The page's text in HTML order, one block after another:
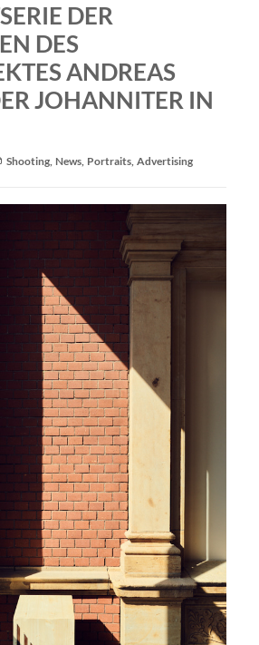
DER
DES
ANDREAS
JOHANNITER IN
Shooting, News, Portraits, Advertising